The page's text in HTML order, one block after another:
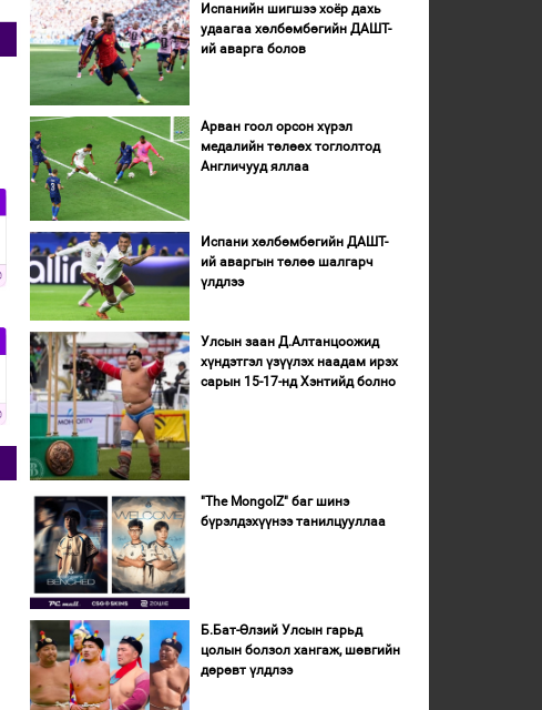
Испанийн шигшээ хоёр дахь
удаагаа хөлбөмбөгийн ДАШТ-
ий аварга болов
Арван гоол орсон хүрэл
медалийн төлөөх тоглолтод
Англичууд яллаа
Испани хөлбөмбөгийн ДАШТ-
ий аваргын төлөө шалгарч
үлдлээ
Улсын заан Д.Алтанцоожид
хүндэтгэл үзүүлэх наадам ирэх
сарын 15-17-нд Хэнтийд болно
"The MongolZ" баг шинэ
бүрэлдэхүүнээ танилцууллаа
Б.Бат-Өлзий Улсын гарьд
цолын болзол хангаж, шөвгийн
дөрөвт үлдлээ